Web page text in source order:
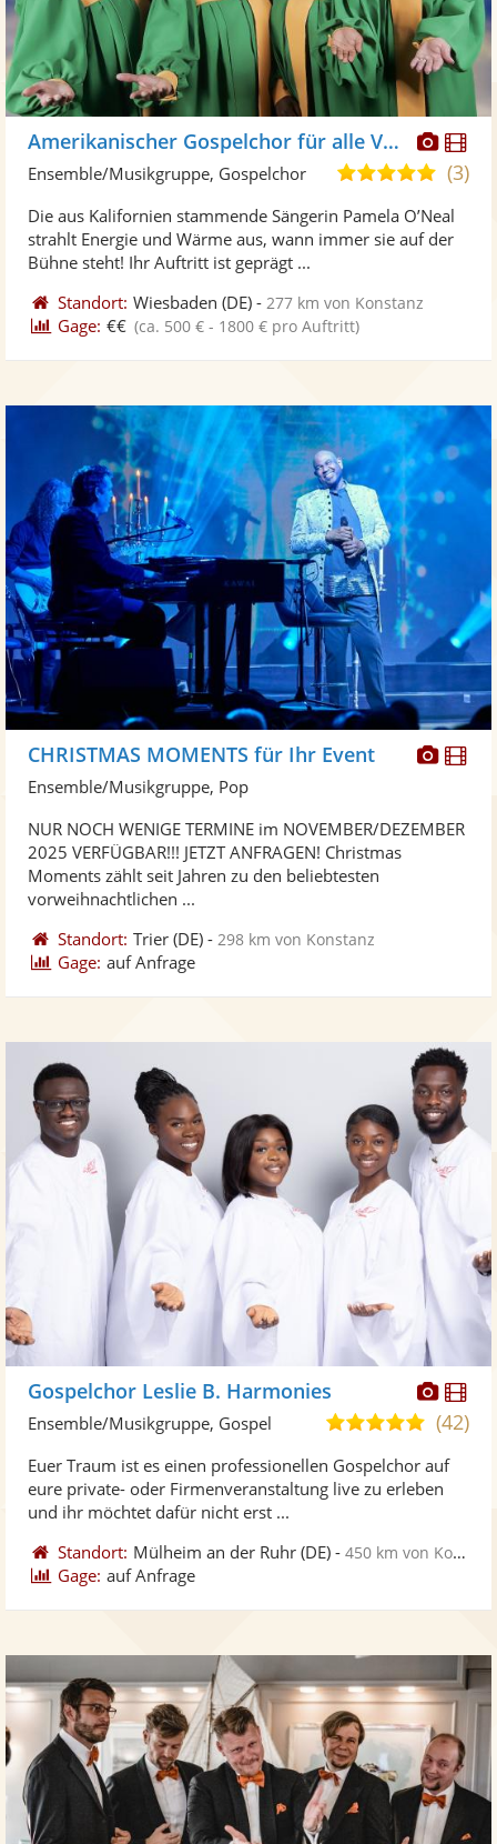
Fotos
Amerikanischer Gospelchor für alle Veranstaltungen
5,0
5
(3)
Ensemble/Musikgruppe, Gospelchor
Die aus Kalifornien stammende Sängerin Pamela O’Neal
strahlt Energie und Wärme aus, wann immer sie auf der
Bühne steht! Ihr Auftritt ist geprägt ...
Standort: Wiesbaden (DE) - 277 km von Konstanz
Gage: €€ (ca. 500 € - 1800 € pro Auftritt)
Fotos
CHRISTMAS MOMENTS für Ihr Event
Ensemble/Musikgruppe, Pop
NUR NOCH WENIGE TERMINE im NOVEMBER/DEZEMBER
2025 VERFÜGBAR!!! JETZT ANFRAGEN! Christmas
Moments zählt seit Jahren zu den beliebtesten
vorweihnachtlichen ...
Standort: Trier (DE) - 298 km von Konstanz
Gage: auf Anfrage
Fotos
Gospelchor Leslie B. Harmonies
5,0
5
(42)
Ensemble/Musikgruppe, Gospel
Euer Traum ist es einen professionellen Gospelchor auf
eure private- oder Firmenveranstaltung live zu erleben
und ihr möchtet dafür nicht erst ...
Standort: Mülheim an der Ruhr (DE) -450 km von Konstanz
Gage: auf Anfrage